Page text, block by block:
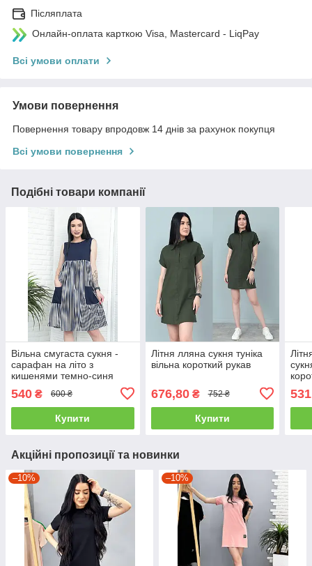
Післяплата
Онлайн-оплата карткою Visa, Mastercard - LiqPay
Всі умови оплати
Умови повернення
Повернення товару впродовж 14 днів за рахунок покупця
Всі умови повернення
Подібні товари компанії
Вільна смугаста сукня -
сарафан на літо з
кишенями темно-синя
540 ₴ 600 ₴
Купити
Літня лляна сукня туніка
вільна короткий рукав
676,80₴ 752 ₴
Купити
531
Акційні пропозиції та новинки
–10% –10%